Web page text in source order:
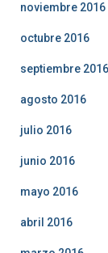
noviembre 2016
octubre 2016
septiembre 2016
agosto 2016
julio 2016
junio 2016
mayo 2016
abril 2016